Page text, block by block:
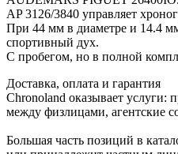
AP 3126/3840 управляет
При 44 мм в диаметре и 14.4
спортивный дух.
С пробегом, но в полной
Доставка, оплата и гарантия
Chronoland оказывает услуги:
между физлицами, агентские
Большая часть позиций в